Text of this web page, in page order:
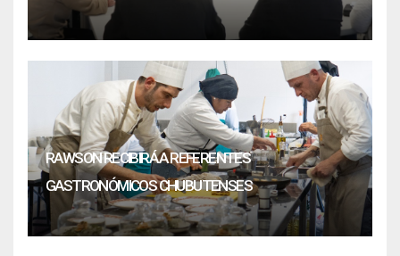
RAWSON RECIBIRÁ A REFERENTES
GASTRONÓMICOS CHUBUTENSES